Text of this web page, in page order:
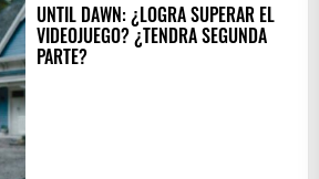
UNTIL DAWN: ¿LOGRA SUPERAR EL
VIDEOJUEGO? ¿TENDRA SEGUNDA
PARTE?